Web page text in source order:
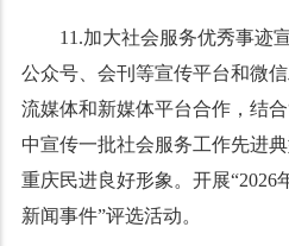
11.加大社会服务优秀事迹
公众号、会刊等宣传平台和微
流媒体和新媒体平台合作，结
中宣传一批社会服务工作先进
重庆民进良好形象。开展“2026
新闻事件”评选活动。